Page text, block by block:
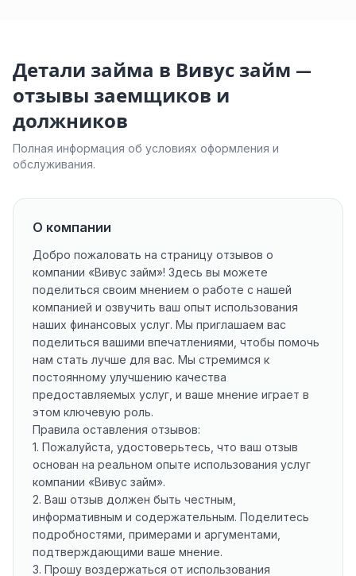
Детали займа в Вивус займ —
отзывы заемщиков и
должников
Полная информация об условиях оформления и
обслуживания.
О компании
Добро пожаловать на страницу отзывов о
компании «Вивус займ»! Здесь вы можете
поделиться своим мнением о работе с нашей
компанией и озвучить ваш опыт использования
наших финансовых услуг. Мы приглашаем вас
поделиться вашими впечатлениями, чтобы помочь
нам стать лучше для вас. Мы стремимся к
постоянному улучшению качества
предоставляемых услуг, и ваше мнение играет в
этом ключевую роль.
Правила оставления отзывов:
1. Пожалуйста, удостоверьтесь, что ваш отзыв
основан на реальном опыте использования услуг
компании «Вивус займ».
2. Ваш отзыв должен быть честным,
информативным и содержательным. Поделитесь
подробностями, примерами и аргументами,
подтверждающими ваше мнение.
3. Прошу воздержаться от использования